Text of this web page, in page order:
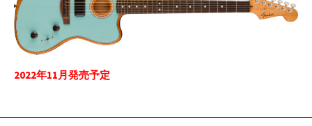
2022年11月発売予定